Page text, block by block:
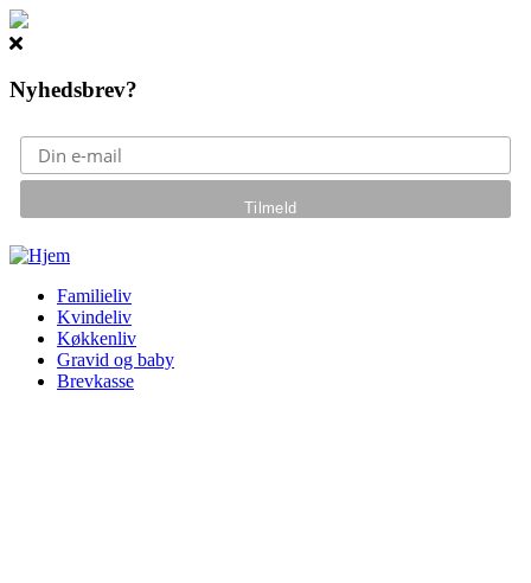
Nyhedsbrev?
Gå til hovedindhold
Familieliv
Kvindeliv
Køkkenliv
Gravid og baby
Brevkasse